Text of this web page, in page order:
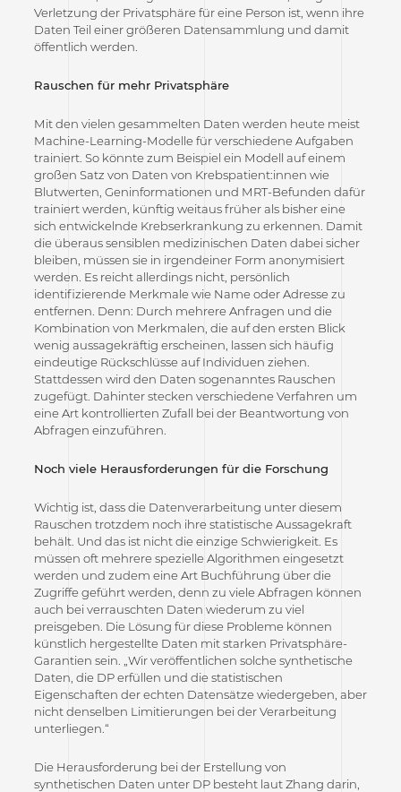
Verletzung der Privatsphäre für eine Person ist, wenn ihre
Daten Teil einer größeren Datensammlung und damit
öffentlich werden.
Rauschen für mehr Privatsphäre
Mit den vielen gesammelten Daten werden heute meist
Machine-Learning-Modelle für verschiedene Aufgaben
trainiert. So könnte zum Beispiel ein Modell auf einem
großen Satz von Daten von Krebspatient:innen wie
Blutwerten, Geninformationen und MRT-Befunden dafür
trainiert werden, künftig weitaus früher als bisher eine
sich entwickelnde Krebserkrankung zu erkennen. Damit
die überaus sensiblen medizinischen Daten dabei sicher
bleiben, müssen sie in irgendeiner Form anonymisiert
werden. Es reicht allerdings nicht, persönlich
identifizierende Merkmale wie Name oder Adresse zu
entfernen. Denn: Durch mehrere Anfragen und die
Kombination von Merkmalen, die auf den ersten Blick
wenig aussagekräftig erscheinen, lassen sich häufig
eindeutige Rückschlüsse auf Individuen ziehen.
Stattdessen wird den Daten sogenanntes Rauschen
zugefügt. Dahinter stecken verschiedene Verfahren um
eine Art kontrollierten Zufall bei der Beantwortung von
Abfragen einzuführen.
Noch viele Herausforderungen für die Forschung
Wichtig ist, dass die Datenverarbeitung unter diesem
Rauschen trotzdem noch ihre statistische Aussagekraft
behält. Und das ist nicht die einzige Schwierigkeit. Es
müssen oft mehrere spezielle Algorithmen eingesetzt
werden und zudem eine Art Buchführung über die
Zugriffe geführt werden, denn zu viele Abfragen können
auch bei verrauschten Daten wiederum zu viel
preisgeben. Die Lösung für diese Probleme können
künstlich hergestellte Daten mit starken Privatsphäre-
Garantien sein. „Wir veröffentlichen solche synthetische
Daten, die DP erfüllen und die statistischen
Eigenschaften der echten Datensätze wiedergeben, aber
nicht denselben Limitierungen bei der Verarbeitung
unterliegen.“
Die Herausforderung bei der Erstellung von
synthetischen Daten unter DP besteht laut Zhang darin,